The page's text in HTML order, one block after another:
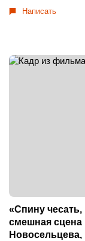
Написать
«Спину чесать,
смешная сцена